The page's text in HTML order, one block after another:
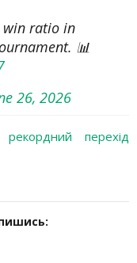
win ratio in
📊
26, 2026
рекордний перехід